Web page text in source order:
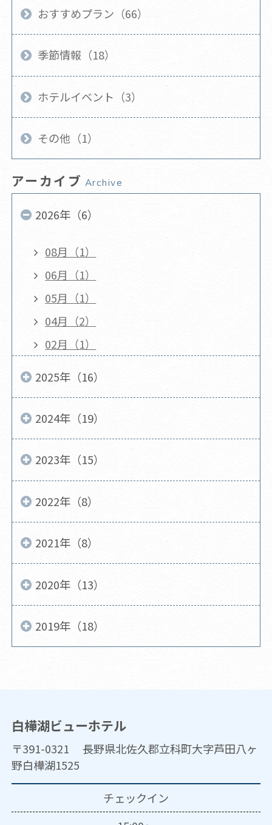
おすすめプラン（66）
季節情報（18）
ホテルイベント（3）
その他（1）
アーカイブ Archive
2026年（6）
08月（1）
06月（1）
05月（1）
04月（2）
02月（1）
2025年（16）
2024年（19）
2023年（15）
2022年（8）
2021年（8）
2020年（13）
2019年（18）
白樺湖ビューホテル
〒391-0321 長野県北佐久郡立科町大字芦田八ヶ
野白樺湖1525
チェックイン